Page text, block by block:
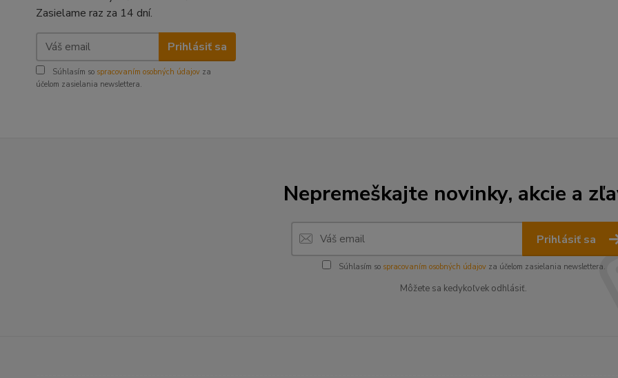
Zasielame raz za 14 dní.
Prihlásiť sa
Súhlasím so spracovaním osobných údajov za
účelom zasielania newslettera.
Nepremeškajte novinky, akcie a
Prihlásiť sa
Súhlasím so spracovaním osobných údajovza účelom zasielania newslettera.
Môžete sa kedykoľvek odhlásiť.